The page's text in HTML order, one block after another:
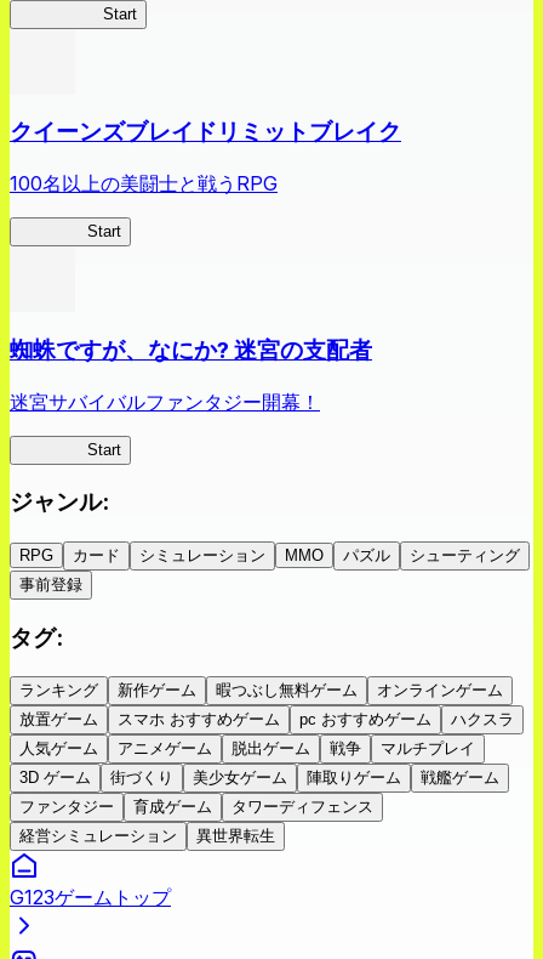
Start
クイーンズブレイドリミットブレイク
100名以上の美闘士と戦うRPG
Start
蜘蛛ですが、なにか? 迷宮の支配者
迷宮サバイバルファンタジー開幕！
Start
ジャンル:
RPG カード シミュレーション MMO パズル
シューティング
事前登録
タグ:
ランキング 新作ゲーム 暇つぶし無料ゲーム
オンラインゲーム
放置ゲーム
スマホ おすすめゲーム pc おすすめゲーム
ハクスラ
人気ゲーム
アニメゲーム 脱出ゲーム 戦争
マルチプレイ
3D ゲーム
街づくり 美少女ゲーム 陣取りゲーム
戦艦ゲーム
ファンタジー
育成ゲーム
タワーディフェンス
経営シミュレーション
異世界転生
G123ゲームトップ